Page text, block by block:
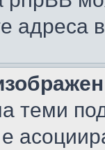
адреса
теми